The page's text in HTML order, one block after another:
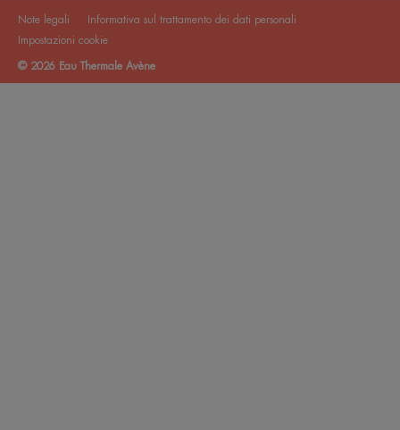
Note legali
Informativa sul trattamento dei dati personali
Impostazioni cookie
© 2026 Eau Thermale Avène